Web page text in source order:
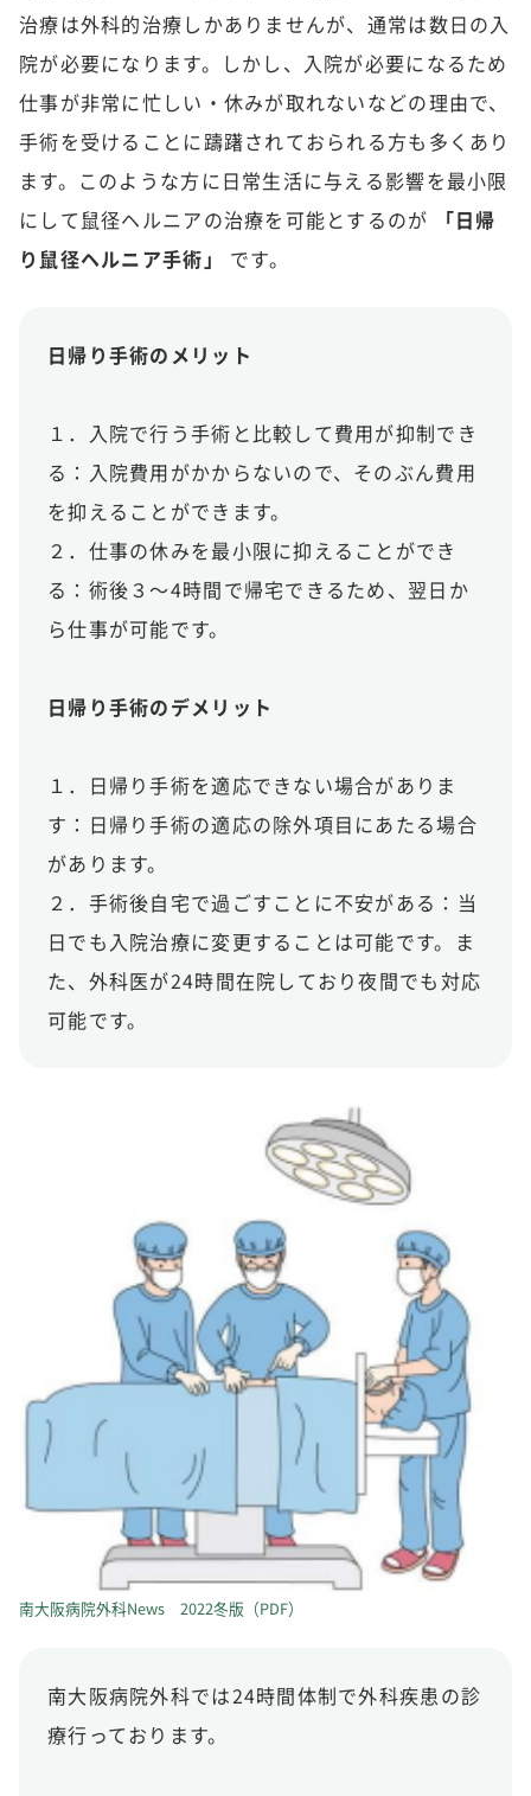
治療は外科的治療しかありませんが、通常は数日の入
院が必要になります。しかし、入院が必要になるため
仕事が非常に忙しい・休みが取れないなどの理由で、
手術を受けることに躊躇されておられる方も多くあり
ます。このような方に日常生活に与える影響を最小限
にして鼠径ヘルニアの治療を可能とするのが
「日帰
り鼠径ヘルニア手術」
です。
日帰り手術のメリット
１．入院で行う手術と比較して費用が抑制でき
る：入院費用がかからないので、そのぶん費用
を抑えることができます。
２．仕事の休みを最小限に抑えることができ
る：術後３～4時間で帰宅できるため、翌日か
ら仕事が可能です。
日帰り手術のデメリット
１．日帰り手術を適応できない場合がありま
す：日帰り手術の適応の除外項目にあたる場合
があります。
２．手術後自宅で過ごすことに不安がある：当
日でも入院治療に変更することは可能です。ま
た、外科医が24時間在院しており夜間でも対応
可能です。
南大阪病院外科News 2022冬版（PDF）
南大阪病院外科では24時間体制で外科疾患の診
療行っております。